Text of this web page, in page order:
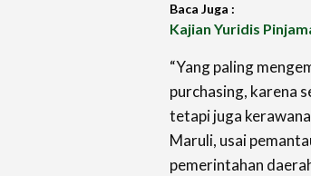
Baca Juga :
Kajian Yuridis
“Yang paling
purchasing, karena
tetapi juga
Maruli, usai
pemerintahan